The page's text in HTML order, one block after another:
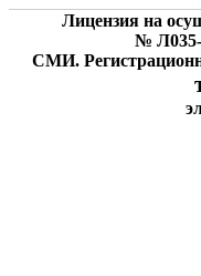
Лицензия на
№ Л035-
СМИ.